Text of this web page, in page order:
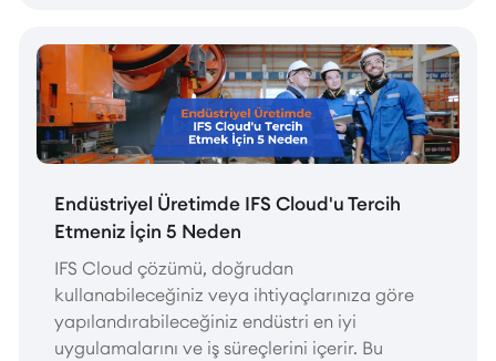
Endüstriyel Üretimde IFS Cloud'u Tercih
Etmeniz İçin 5 Neden
IFS Cloud çözümü, doğrudan
kullanabileceğiniz veya ihtiyaçlarınıza göre
yapılandırabileceğiniz endüstri en iyi
uygulamalarını ve iş süreçlerini içerir. Bu